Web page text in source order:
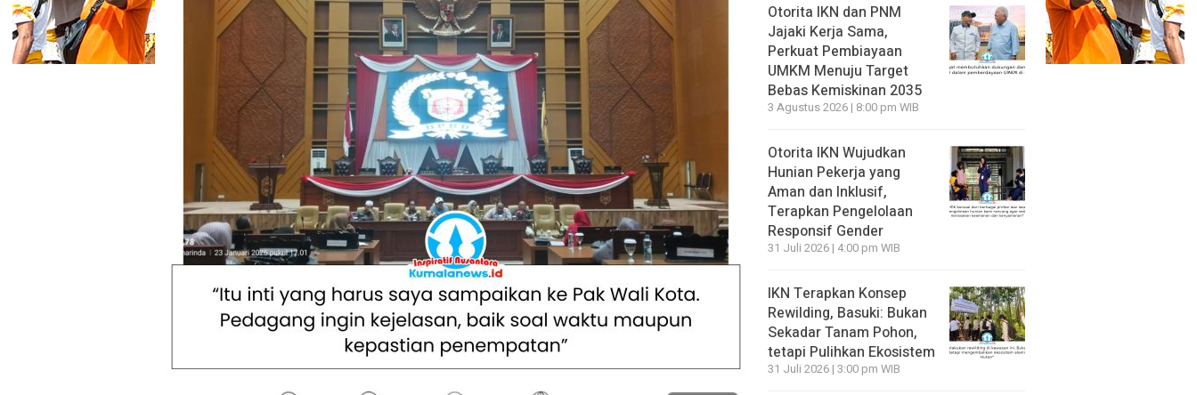
Otorita IKN dan PNM
Jajaki Kerja Sama,
Perkuat Pembiayaan
UMKM Menuju Target
Bebas Kemiskinan 2035
3 Agustus 2026 | 8:00 pm WIB
Otorita IKN Wujudkan
Hunian Pekerja yang
Aman dan Inklusif,
Terapkan Pengelolaan
Responsif Gender
31 Juli 2026 | 4:00 pm WIB
IKN Terapkan Konsep
Rewilding, Basuki: Bukan
Sekadar Tanam Pohon,
tetapi Pulihkan Ekosistem
31 Juli 2026 | 3:00 pm WIB